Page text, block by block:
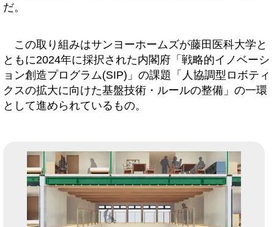
だ。
この取り組みはサンヨーホームズが藤田医科大学と
ともに2024年に採択された内閣府「戦略的イノベーシ
ョン創造プログラム(SIP)」の課題「人協調型ロボティ
クスの拡大に向けた基盤技術・ルールの整備」の一環
として進められているもの。